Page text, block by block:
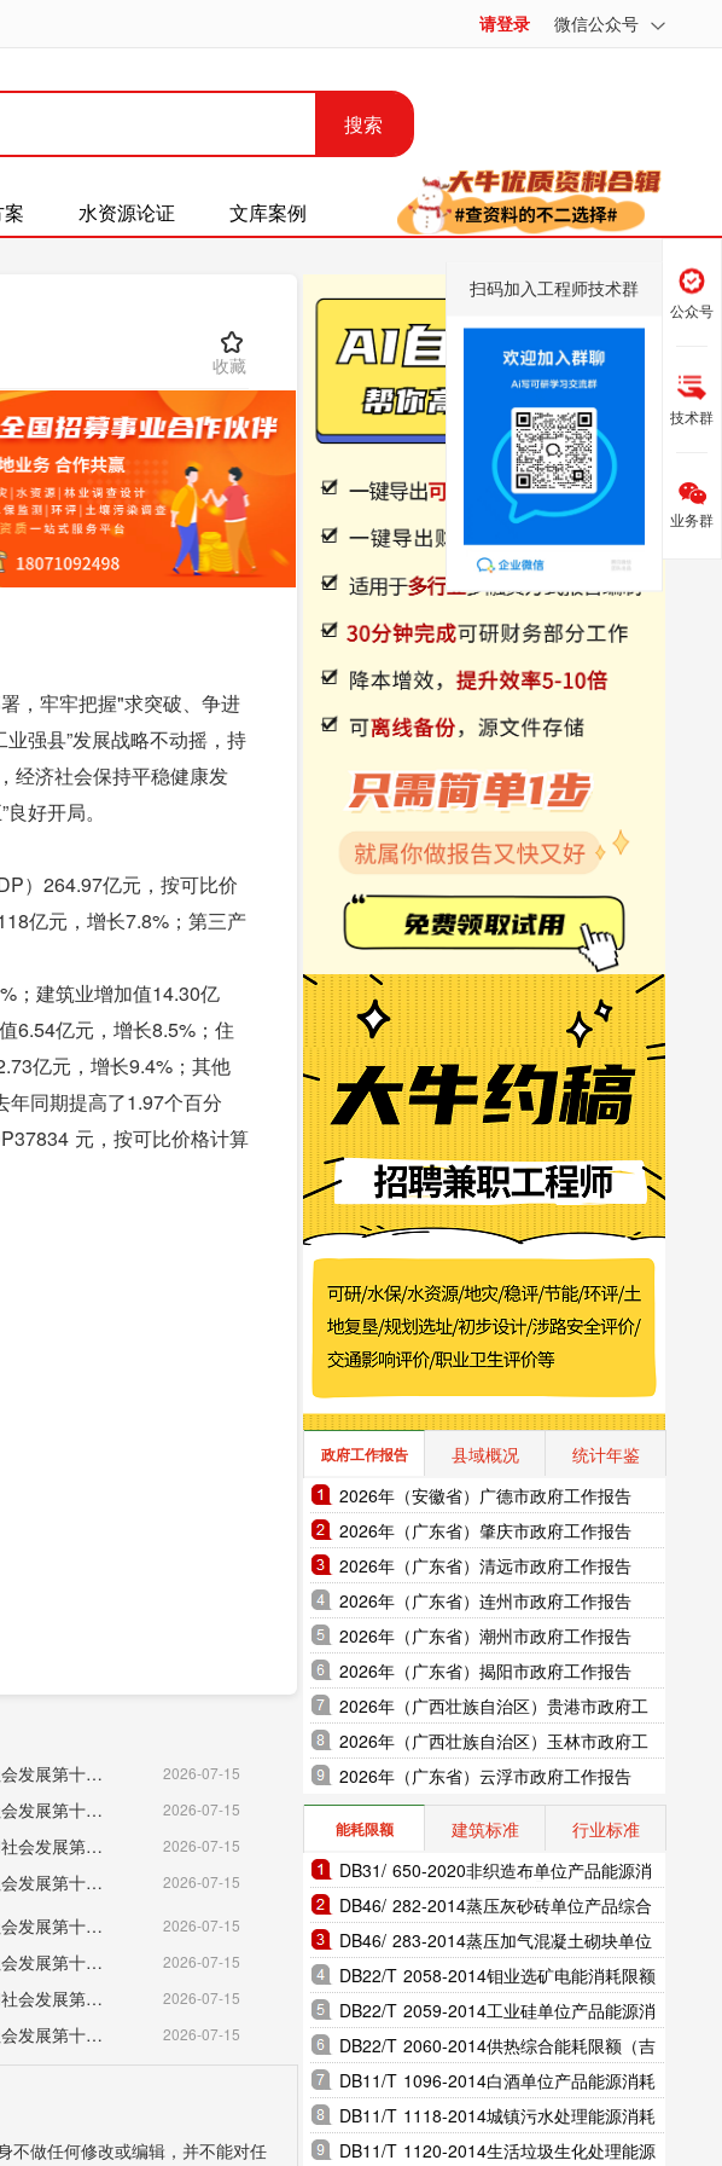
请登录 微信公众号
搜索
水资源论证 文库案例
收藏
，牢牢把握"求突破、争进
强县”发展战略不动摇，持
经济社会保持平稳健康发
好开局。
）264.97亿元，按可比价
亿元，增长7.8%；第三产
；建筑业增加值14.30亿
6.54亿元，增长8.5%；住
亿元，增长9.4%；其他
年同期提高了1.97个百分
元，按可比价格计算
（天津市）河北区国民经济和社会发展第十五个五年规划纲要 2026-07-15
（北京市）密云区国民经济和社会发展第十五个五年规划纲要 2026-07-15
（北京市）门头沟区国民经济和社会发展第十五个五年规划纲要 2026-07-15
（北京市）房山区国民经济和社会发展第十五个五年规划纲要 2026-07-15
（北京市）东城区国民经济和社会发展第十五个五年规划纲要 2026-07-15
（北京市）大兴区国民经济和社会发展第十五个五年规划纲要 2026-07-15
（天津市）滨海新区国民经济和社会发展第十五个五年规划纲要 2026-07-15
（天津市）宝坻区国民经济和社会发展第十五个五年规划纲要 2026-07-15
不做任何修改或编辑，并不能对任
政府工作报告 县域概况
统计年鉴
2026年（安徽省）广德市政府工作报告
2026年（广东省）肇庆市政府工作报告
2026年（广东省）清远市政府工作报告
2026年（广东省）连州市政府工作报告
2026年（广东省）潮州市政府工作报告
2026年（广东省）揭阳市政府工作报告
2026年（广西壮族自治区）贵港市政府工
作报告
2026年（广西壮族自治区）玉林市政府工
作报告
2026年（广东省）云浮市政府工作报告
能耗限额 建筑标准
行业标准
DB31/ 650-2020非织造布单位产品能源消
耗限额（上海市地方标准）
DB46/ 282-2014蒸压灰砂砖单位产品综合
能耗和电耗限额（海南省地方标准）
DB46/ 283-2014蒸压加气混凝土砌块单位
产品综合能耗和电耗限额（海南省地方标
准）
DB22/T 2058-2014钼业选矿电能消耗限额
（吉林省地方标准）
DB22/T 2059-2014工业硅单位产品能源消
耗限额（吉林省地方标准）
DB22/T 2060-2014供热综合能耗限额（吉
林省地方标准）
DB11/T 1096-2014白酒单位产品能源消耗
限额（北京市地方标准）
DB11/T 1118-2014城镇污水处理能源消耗
限额（北京市地方标准）
DB11/T 1120-2014生活垃圾生化处理能源
公众号
技术群
扫码加入工程师技术群
业务群